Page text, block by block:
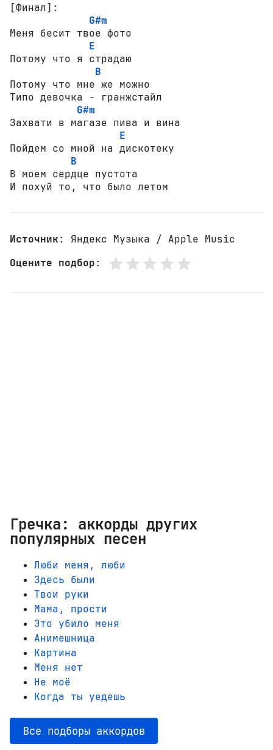
[Финал]:
G#m
Меня бесит твое фото
E
Потому что я страдаю
B
Потому что мне же можно
Типо девочка - гранжстайл
G#m
Захвати в магазе пива и вина
E
Пойдем со мной на дискотеку
B
В моем сердце пустота
И похуй то, что было летом
Источник: Яндекс Музыка / Apple Music
Оцените подбор:
Гречка: аккорды других
популярных песен
Люби меня, люби
Здесь были
Твои руки
Мама, прости
Это убило меня
Анимешница
Картина
Меня нет
Не моё
Когда ты уедешь
Все подборы аккордов